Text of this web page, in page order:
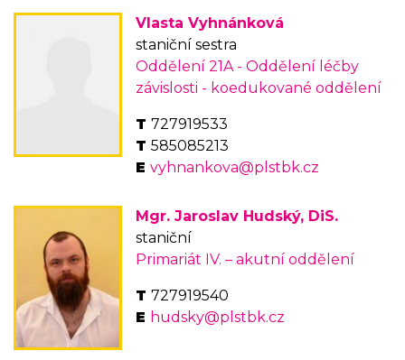
Vlasta Vyhnánková
staniční sestra
Oddělení 21A - Oddělení léčby
závislosti - koedukované oddělení
727919533
585085213
vyhnankova@plstbk.cz
Mgr. Jaroslav Hudský, DiS.
staniční
Primariát IV. – akutní oddělení
727919540
hudsky@plstbk.cz